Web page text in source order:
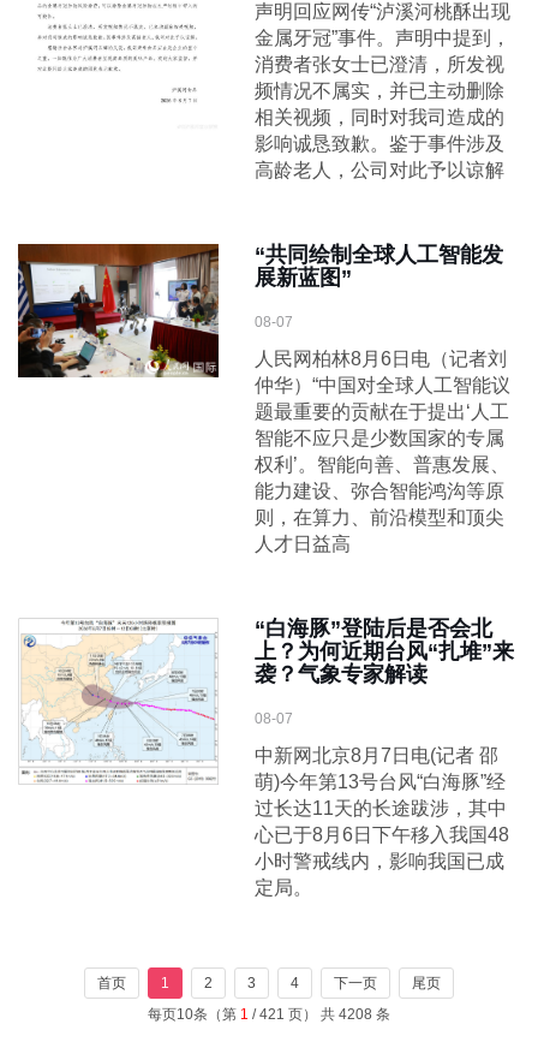
声明回应网传“泸溪河桃酥出现
金属牙冠”事件。声明中提到，
消费者张女士已澄清，所发视
频情况不属实，并已主动删除
相关视频，同时对我司造成的
影响诚恳致歉。鉴于事件涉及
高龄老人，公司对此予以谅解
“共同绘制全球人工智能发
展新蓝图”
08-07
人民网柏林8月6日电（记者刘
仲华）“中国对全球人工智能议
题最重要的贡献在于提出‘人工
智能不应只是少数国家的专属
权利’。智能向善、普惠发展、
能力建设、弥合智能鸿沟等原
则，在算力、前沿模型和顶尖
人才日益高
“白海豚”登陆后是否会北
上？为何近期台风“扎堆”来
袭？气象专家解读
08-07
中新网北京8月7日电(记者 邵
萌)今年第13号台风“白海豚”经
过长达11天的长途跋涉，其中
心已于8月6日下午移入我国48
小时警戒线内，影响我国已成
定局。
首页 1 2 3 4 下一页
尾页
每页10条（第 1 / 421 页） 共 4208 条